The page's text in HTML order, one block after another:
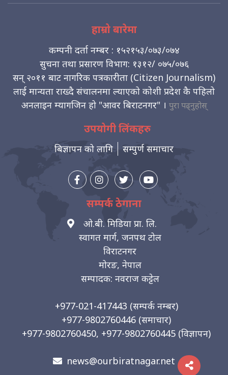
हाम्रो बारेमा
कम्पनी दर्ता नम्बर : १५२१५३/०७३/०७४
सुचना तथा प्रसारण विभाग: १३१२/ ०७५/०७६
सन् २०११ बाट नागरिक पत्रकारीता (Citizen Journalism)
लाई मान्यता राख्दै संचालनमा ल्याएको कोशी प्रदेश कै पहिलो
अनलाइन म्यागजिन हो "आवर बिराटनगर" । पुरा पढ्नुहोस्
उपयोगी लिंकहरु
बिज्ञापन को लागि सम्पुर्ण समाचार
सम्पर्क ठेगाना
ओ.बी. मिडिया प्रा. लि.
स्वागत मार्ग, जनपथ टोल
विराटनगर
मोरङ, नेपाल
सम्पादक: नवराज कट्टेल
+977-021-417443 (सम्पर्क नम्बर)
+977-9802760446 (समाचार)
+977-9802760450, +977-9802760445 (विज्ञापन)
news@ourbiratnagar.net